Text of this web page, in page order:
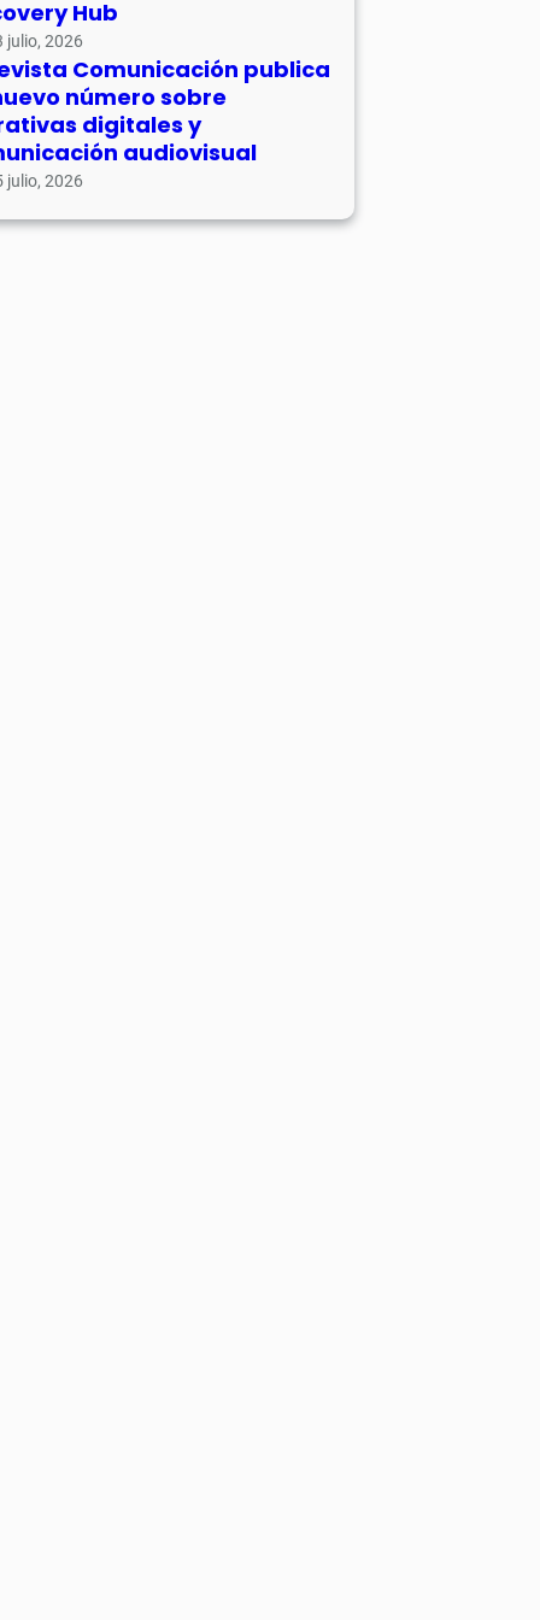
Hub
julio, 2026
Comunicación publica
número sobre
digitales y
audiovisual
julio, 2026